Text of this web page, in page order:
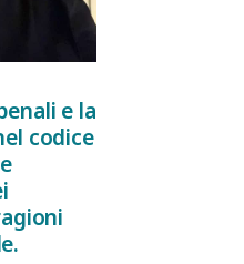
e la
codice